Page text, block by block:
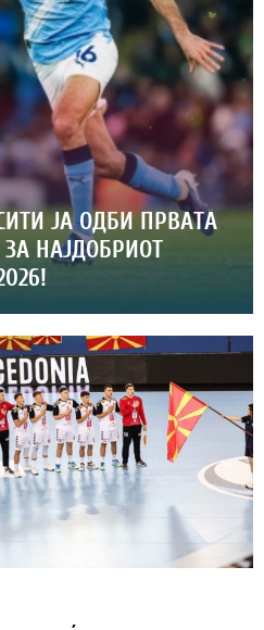
ЈА ОДБИ ПРВАТА
НАЈДОБРИОТ